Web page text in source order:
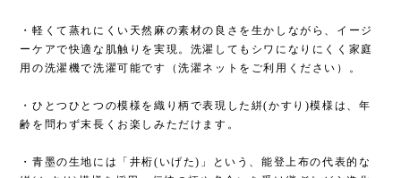
・軽くて蒸れにくい天然麻の素材の良さを生かしながら、イージ
ーケアで快適な肌触りを実現。洗濯してもシワになりにくく家庭
用の洗濯機で洗濯可能です（洗濯ネットをご利用ください）。
・ひとつひとつの模様を織り柄で表現した絣(かすり)模様は、年
齢を問わず末長くお楽しみただけます。
・青墨の生地には「井桁(いげた)」という、能登上布の代表的な